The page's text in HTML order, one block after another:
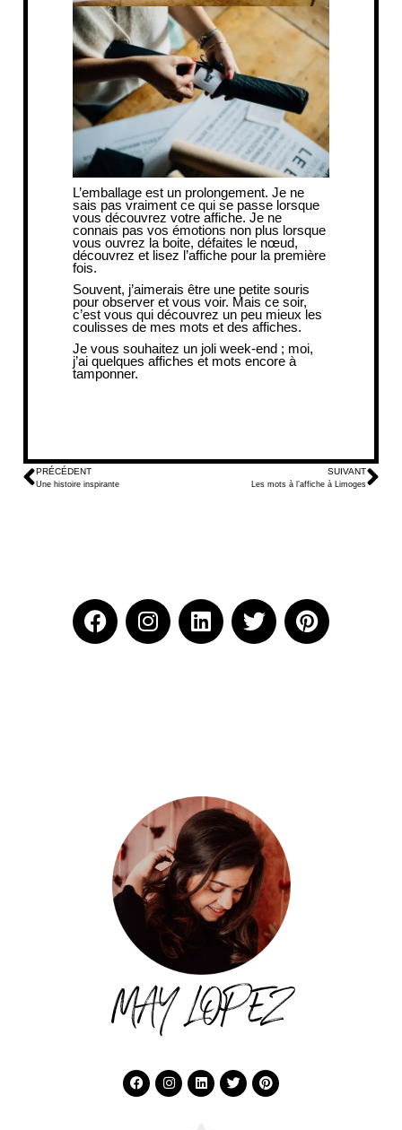
MAY LOPEZ
L’emballage est un prolongement. Je ne
sais pas vraiment ce qui se passe lorsque
vous découvrez votre affiche. Je ne
connais pas vos émotions non plus lorsque
vous ouvrez la boite, défaites le nœud,
découvrez et lisez l’affiche pour la première
fois.
Souvent, j’aimerais être une petite souris
pour observer et vous voir. Mais ce soir,
c’est vous qui découvrez un peu mieux les
coulisses de mes mots et des affiches.
Je vous souhaitez un joli week-end ; moi,
j’ai quelques affiches et mots encore à
tamponner.
PRÉCÉDENT
Une histoire inspirante
SUIVANT
Les mots à l’affiche à Limoges